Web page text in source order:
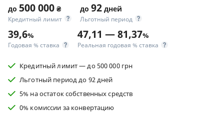
до 500 000 ₴
Кредитный лимит
до 92 дней
Льготный период
39,6%
Годовая % ставка
47,11 — 81,37%
Реальная годовая % ставка
Кредитный лимит — до 500 000 грн
Льготный период до 92 дней
5% на остаток собственных средств
0% комиссии за конвертацию